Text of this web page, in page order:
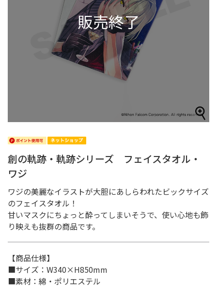
創の軌跡・軌跡シリーズ フェイスタオル・
ワジ
ワジの美麗なイラストが大胆にあしらわれたビックサイズ
のフェイスタオル！
甘いマスクにちょっと酔ってしまいそうで、使い心地も飾
り映えも抜群の商品です。
【商品仕様】
■サイズ：W340×H850mm
■素材：綿・ポリエステル